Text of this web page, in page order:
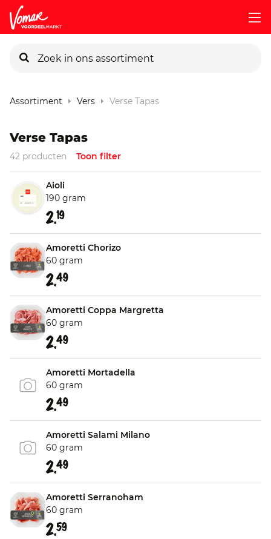
Persoonlijk KIK-account
Assortiment Vers Verse Tapas
Verse Tapas
42 producten Toon filter
Aioli
190 gram
2.19
Amoretti Chorizo
60 gram
2.49
Amoretti Coppa Margretta
60 gram
2.49
Amoretti Mortadella
60 gram
2.49
Amoretti Salami Milano
60 gram
2.49
Amoretti Serranoham
60 gram
2.59